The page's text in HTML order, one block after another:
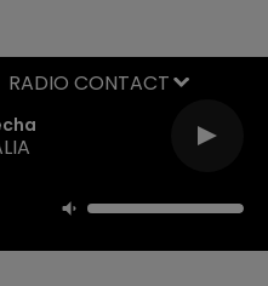
RADIO CONTACT